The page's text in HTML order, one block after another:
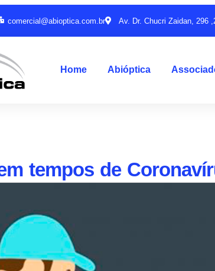
comercial@abioptica.com.br Av. Dr. Chucri Zaidan, 296
Home Abióptica
tempos de